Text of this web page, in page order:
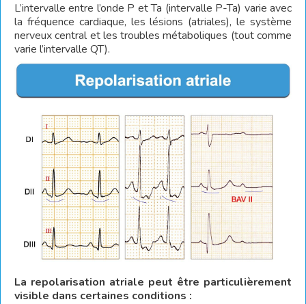
L’intervalle entre l’onde P et Ta (intervalle P-Ta) varie avec
la fréquence cardiaque, les lésions (atriales), le système
nerveux central et les troubles métaboliques (tout comme
varie l’intervalle QT).
La repolarisation atriale peut être particulièrement
visible dans certaines conditions :